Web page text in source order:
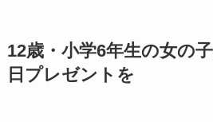
12歳・小学6年生の女の
日プレゼントを